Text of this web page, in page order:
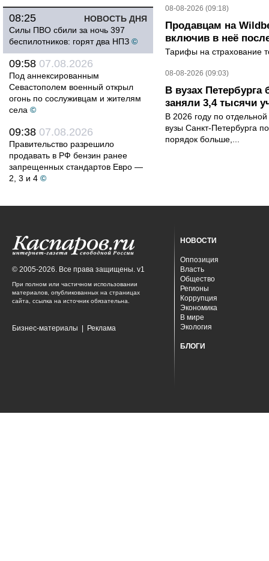
НОВОСТЬ ДНЯ
08:25
Силы ПВО сбили за ночь 397
беспилотников: горят два НПЗ ©
09:58 07.08.2026
Под аннексированным
Севастополем военный открыл
огонь по сослуживцам и жителям
села ©
09:38 07.08.2026
Правительство разрешило
продавать в РФ бензин ранее
запрещенных стандартов Евро —
2, 3 и 4 ©
08-08-2026 (09:18)
Продавцам на
включив в неё
Тарифы на страхование
08-08-2026 (09:03)
В вузах
заняли 3,4 тысячи
В 2026 году по
вузы Санкт-Петербурга
порядок больше,...
© 2005-2026. Все права защищены. v1
При полном или частичном использовании
материалов, опубликованных на страницах
сайта, ссылка на источник обязательна.
Бизнес-материалы Реклама
НОВОСТИ
Оппозиция
Власть
Общество
Регионы
Коррупция
Экономика
В мире
Экология
БЛОГИ